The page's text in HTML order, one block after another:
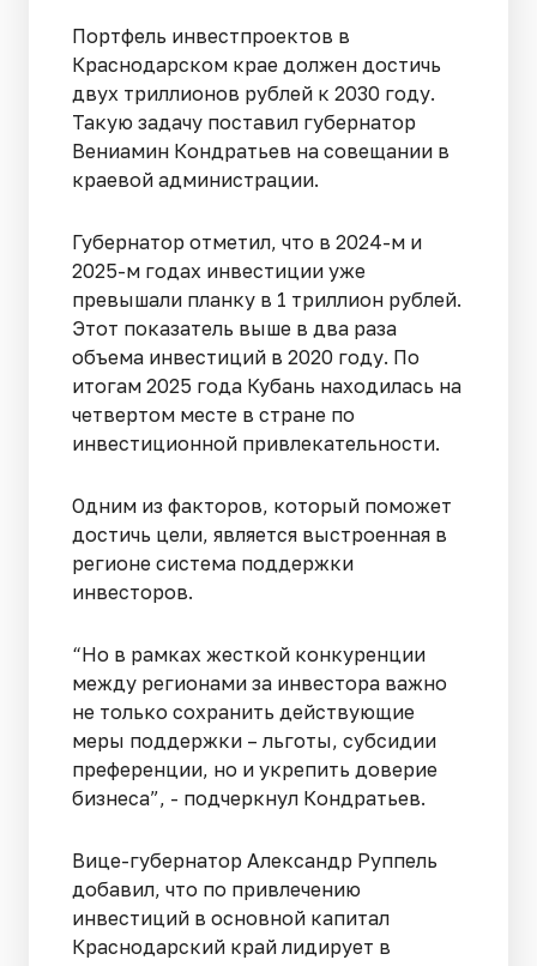
Портфель инвестпроектов в
Краснодарском крае должен достичь
двух триллионов рублей к 2030 году.
Такую задачу поставил губернатор
Вениамин Кондратьев на совещании в
краевой администрации.
Губернатор отметил, что в 2024-м и
2025-м годах инвестиции уже
превышали планку в 1 триллион рублей.
Этот показатель выше в два раза
объема инвестиций в 2020 году. По
итогам 2025 года Кубань находилась на
четвертом месте в стране по
инвестиционной привлекательности.
Одним из факторов, который поможет
достичь цели, является выстроенная в
регионе система поддержки
инвесторов.
“Но в рамках жесткой конкуренции
между регионами за инвестора важно
не только сохранить действующие
меры поддержки – льготы, субсидии
преференции, но и укрепить доверие
бизнеса”, - подчеркнул Кондратьев.
Вице-губернатор Александр Руппель
добавил, что по привлечению
инвестиций в основной капитал
Краснодарский край лидирует в